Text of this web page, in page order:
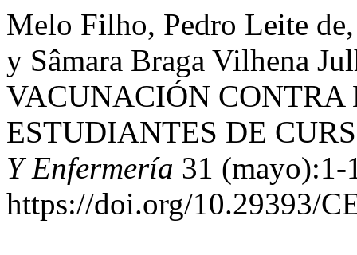
Melo Filho, Pedro Leite
y Sâmara Braga Vilhena
VACUNACIÓN CONTRA
ESTUDIANTES DE
Y Enfermería 31 (mayo):1-
https://doi.org/10.29393/